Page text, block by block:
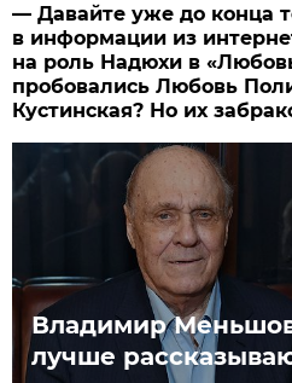
— Давайте уже до конца
в информации из
на роль Надюхи в
пробовались Любовь
Кустинская? Но их
Владимир
лучше